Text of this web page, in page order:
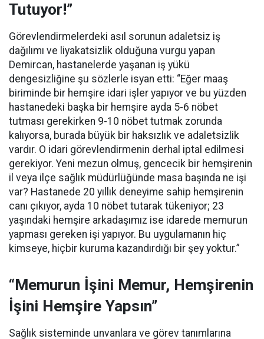
Tutuyor!”
Görevlendirmelerdeki asıl sorunun adaletsiz iş
dağılımı ve liyakatsizlik olduğuna vurgu yapan
Demircan, hastanelerde yaşanan iş yükü
dengesizliğine şu sözlerle isyan etti: “Eğer maaş
biriminde bir hemşire idari işler yapıyor ve bu yüzden
hastanedeki başka bir hemşire ayda 5-6 nöbet
tutması gerekirken 9-10 nöbet tutmak zorunda
kalıyorsa, burada büyük bir haksızlık ve adaletsizlik
vardır. O idari görevlendirmenin derhal iptal edilmesi
gerekiyor. Yeni mezun olmuş, gencecik bir hemşirenin
il veya ilçe sağlık müdürlüğünde masa başında ne işi
var? Hastanede 20 yıllık deneyime sahip hemşirenin
canı çıkıyor, ayda 10 nöbet tutarak tükeniyor; 23
yaşındaki hemşire arkadaşımız ise idarede memurun
yapması gereken işi yapıyor. Bu uygulamanın hiç
kimseye, hiçbir kuruma kazandırdığı bir şey yoktur.”
“Memurun İşini Memur, Hemşirenin
İşini Hemşire Yapsın”
Sağlık sisteminde unvanlara ve görev tanımlarına